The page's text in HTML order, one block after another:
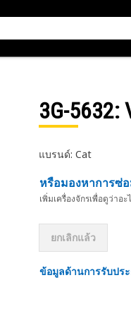
3G-5632:
แบรนด์: Cat
หรือมองหาการซ่
เพิ่มเครื่องจักรเพื่อดูว่า
ยกเลิกแล้ว
ข้อมูลด้านการรับปร